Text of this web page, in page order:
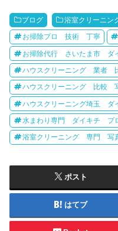
ブログ 浴室クリーニン
お掃除プロ 技術 丁寧
お掃除代行 さいたま市 ダ
ハウスクリーニング 業者
ハウスクリーニング 比較
ハウスクリーニング埼玉 ダ
水まわり専門 ダイキチ プ
浴室クリーニング 専門 写
ポスト
はてブ